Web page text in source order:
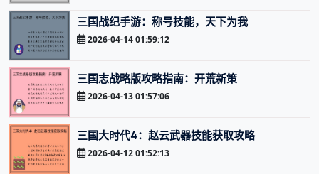
三国战纪手游：称号技能，天下为我
2026-04-14 01:59:12
三国志战略版攻略指南：开荒新策
2026-04-13 01:57:06
三国大时代4：赵云武器技能获取攻略
2026-04-12 01:52:13